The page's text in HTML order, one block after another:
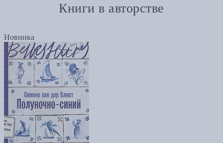
Книги в авторстве
Новинка